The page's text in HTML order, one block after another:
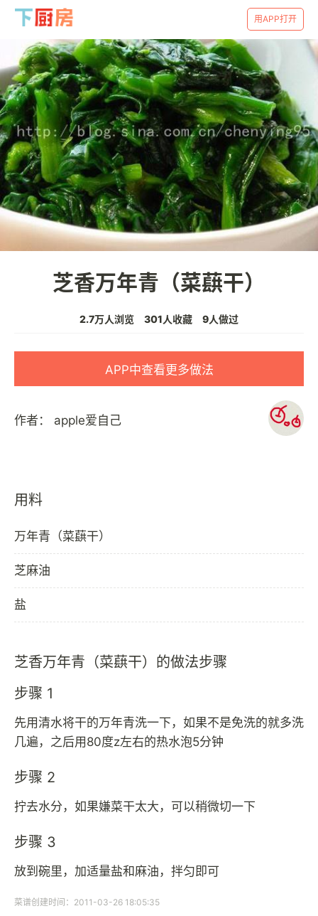
用APP打开
芝香万年青（菜蕻干）
2.7万人浏览 301人收藏 9人做过
APP中查看更多做法
作者： apple爱自己
用料
万年青（菜蕻干）
芝麻油
盐
芝香万年青（菜蕻干）的做法步骤
步骤 1
先用清水将干的万年青洗一下，如果不是免洗的就多洗
几遍，之后用80度z左右的热水泡5分钟
步骤 2
拧去水分，如果嫌菜干太大，可以稍微切一下
步骤 3
放到碗里，加适量盐和麻油，拌匀即可
菜谱创建时间：2011-03-26 18:05:35